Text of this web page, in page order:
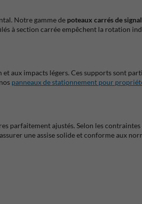
Notre gamme de poteaux carrés de
à section carrée empêchent la rotation
aux impacts légers. Ces supports sont
panneaux de stationnement pour
parfaitement ajustés. Selon les
une assise solide et conforme aux